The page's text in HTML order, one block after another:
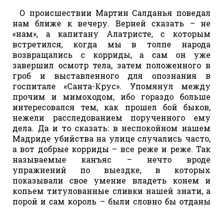
О происшествии Мартин Салданья поведал
нам ближе к вечеру. Верней сказать – не
«нам», а капитану Алатристе, с которым
встретился, когда мы в толпе народа
возвращались с корриды, а сам он уже
завершил осмотр тела, затем положенного в
гроб и выставленного для опознания в
госпитале «Санта-Крус». Упомянул между
прочим и мимоходом, ибо гораздо больше
интересовался тем, как прошел бой быков,
нежели расследованием порученного ему
дела. Да и то сказать: в неспокойном нашем
Мадриде убийства на улице случались часто,
а вот добрые корриды – все реже и реже. Так
называемые канъяс – нечто вроде
упражнений по выездке, в которых
показывали свое умение владеть конем и
копьем титулованные сливки нашей знати, а
порой и сам король – были словно бы отданы